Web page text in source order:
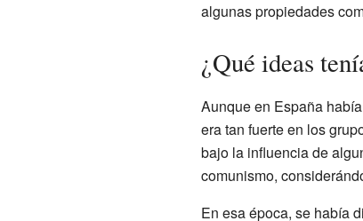
algunas propiedades
¿Qué ideas
Aunque en España
era tan fuerte en los
bajo la influencia de
comunismo,
En esa época, se había